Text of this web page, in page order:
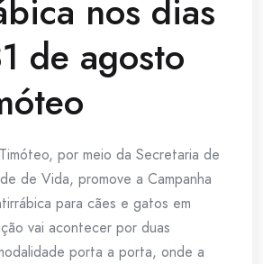
nos dias
de agosto
por meio da Secretaria de
de Vida, promove a Campanha
para cães e gatos em
vai acontecer por duas
porta a porta, onde a